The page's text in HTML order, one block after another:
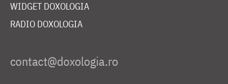
WIDGET DOXOLOGIA
RADIO DOXOLOGIA